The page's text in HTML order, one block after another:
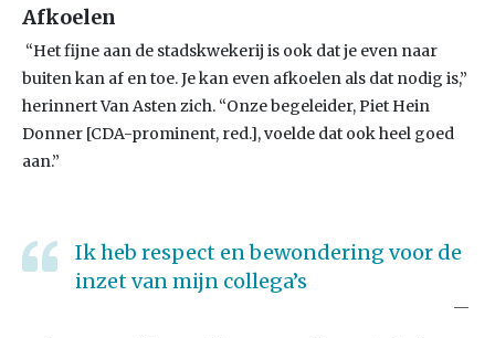
Afkoelen
“Het fijne aan de stadskwekerij is ook dat je even naar
buiten kan af en toe. Je kan even afkoelen als dat nodig is,”
herinnert Van Asten zich. “Onze begeleider, Piet Hein
Donner [CDA-prominent, red.], voelde dat ook heel goed
aan.”
Ik heb respect en bewondering voor de
inzet van mijn collega’s